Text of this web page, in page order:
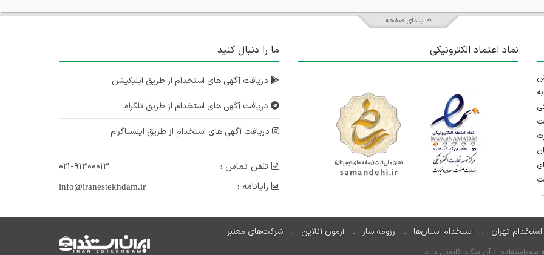
ابتدای صفحه
نماد اعتماد الکترونیکی ما را دنبال کنید
دریافت آگهی های استخدام از طریق اپلیکیشن
دریافت آگهی های استخدام از طریق تلگرام
دریافت آگهی های استخدام از طریق اینستاگرام
تلفن تماس :
۰۲۱-۹۱۳۰۰۰۱۳
رایانامه :
info@iranestekhdam.ir
استخدام تهران استخدام استان‌ها رزومه ساز آزمون آنلاین شرکت‌های معتبر